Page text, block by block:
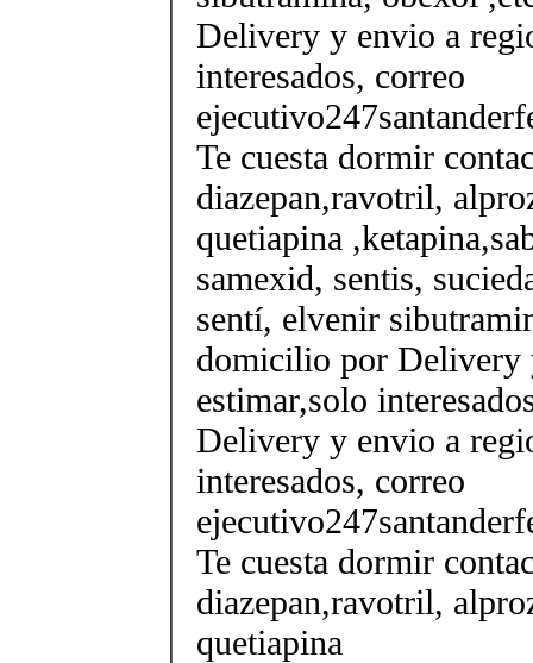
Delivery y envio a
interesados, correo
Te cuesta dormir
diazepan,ravotril,
quetiapina
samexid, sentis,
sentí, elvenir
domicilio por Delivery
estimar,solo
Delivery y envio a
interesados, correo
Te cuesta dormir
diazepan,ravotril,
quetiapina